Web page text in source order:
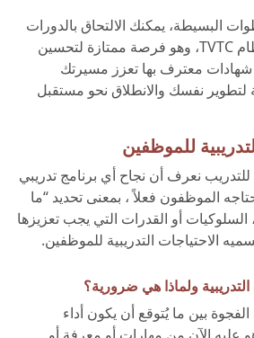
البسيطة، يمكنك الالتحاق بالدورات
التدريبية المتاحة عبر نظام TVTC، وهو فرصة ممتازة لتحسين
معترف بها تعزز مسيرتك
لتطوير نفسك والانطلاق نحو مستقبل
للموظفين
نعرف أن نجاح أي برنامج تدريبي
الموظفون فعلاً ، بمعنى تحديد “ما
أو القدرات التي يجب تعزيزها
الاحتياجات التدريبية للموظفين.
ولماذا هي ضرورية؟
الفجوة بين ما يُتوقع أن يكون أداء